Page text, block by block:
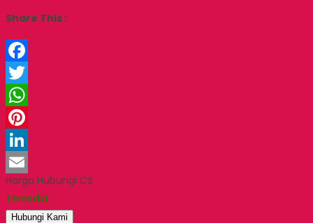
Share This :
Facebook
Twitter
WhatsApp
Pinterest
LinkedIn
Email
Harga Hubungi CS
Tersedia
Hubungi Kami